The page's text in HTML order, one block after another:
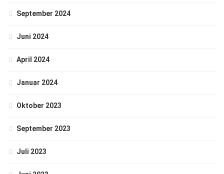
September 2024
Juni 2024
April 2024
Januar 2024
Oktober 2023
September 2023
Juli 2023